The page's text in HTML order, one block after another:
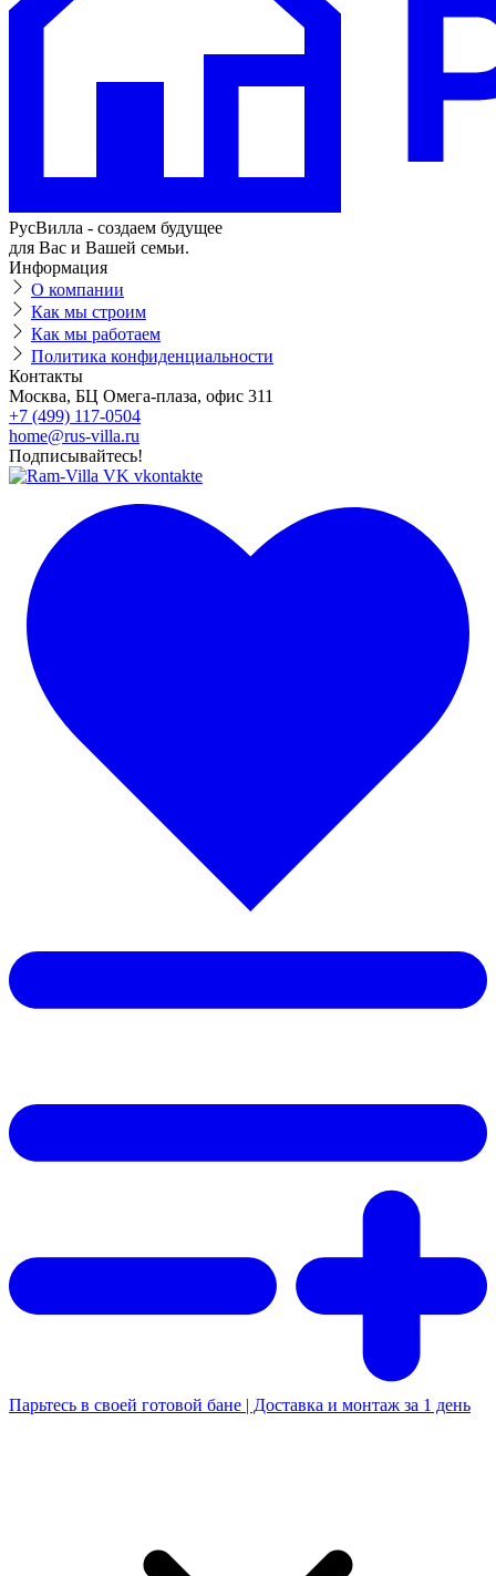
РусВилла - создаем будущее
для Вас и Вашей семьи.
Информация
О компании
Как мы строим
Как мы работаем
Политика конфиденциальности
Контакты
Москва, БЦ Омега-плаза, офис 311
+7 (499) 117-0504
home@rus-villa.ru
Подписывайтесь!
vkontakte
Парьтесь в своей готовой бане | Доставка и монтаж за 1 день